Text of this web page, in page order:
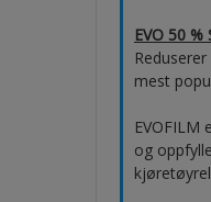
EVO 50 %
mest
og